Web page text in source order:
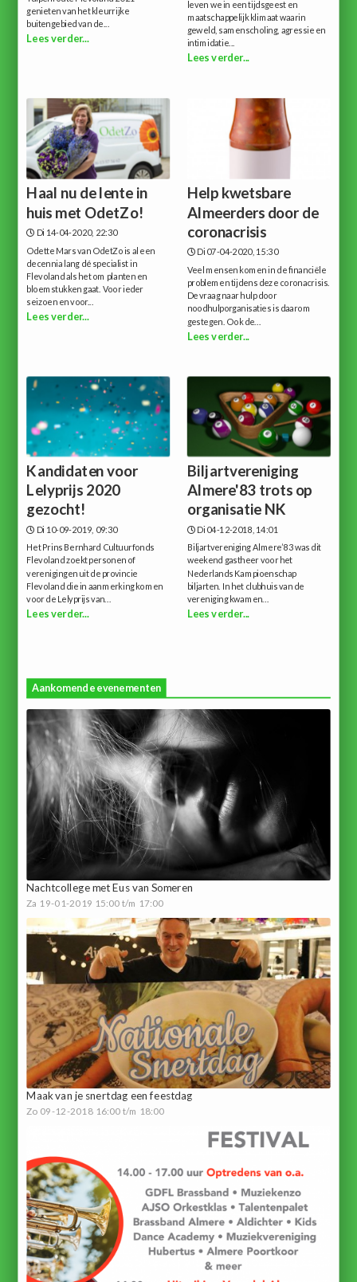
genieten van het kleurrijke
buitengebied van de...
Lees verder...
leven we in een tijdsgeest en
maatschappelijk klimaat waarin
geweld, samenscholing, agressie en
intimidatie...
Lees verder...
Haal nu de lente in
huis met OdetZo!
Di 14-04-2020, 22:30
Odette Mars van OdetZo is al een
decennia lang dé specialist in
Flevoland als het om planten en
bloemstukken gaat. Voor ieder
seizoen en voor...
Lees verder...
Help kwetsbare
Almeerders door de
coronacrisis
Di 07-04-2020, 15:30
Veel mensen komen in de financiële
problemen tijdens deze coronacrisis.
De vraag naar hulp door
noodhulporganisaties is daarom
gestegen. Ook de...
Lees verder...
Kandidaten voor
Lelyprijs 2020
gezocht!
Di 10-09-2019, 09:30
Het Prins Bernhard Cultuurfonds
Flevoland zoekt personen of
verenigingen uit de provincie
Flevoland die in aanmerking komen
voor de Lelyprijs van...
Lees verder...
Biljartvereniging
Almere'83 trots op
organisatie NK
Di 04-12-2018, 14:01
Biljartvereniging Almere’83 was dit
weekend gastheer voor het
Nederlands Kampioenschap
biljarten. In het clubhuis van de
vereniging kwamen...
Lees verder...
Aankomende evenementen
Nachtcollege met Eus van Someren
Za 19-01-2019 15:00 t/m 17:00
Maak van je snertdag een feestdag
Zo 09-12-2018 16:00 t/m 18:00